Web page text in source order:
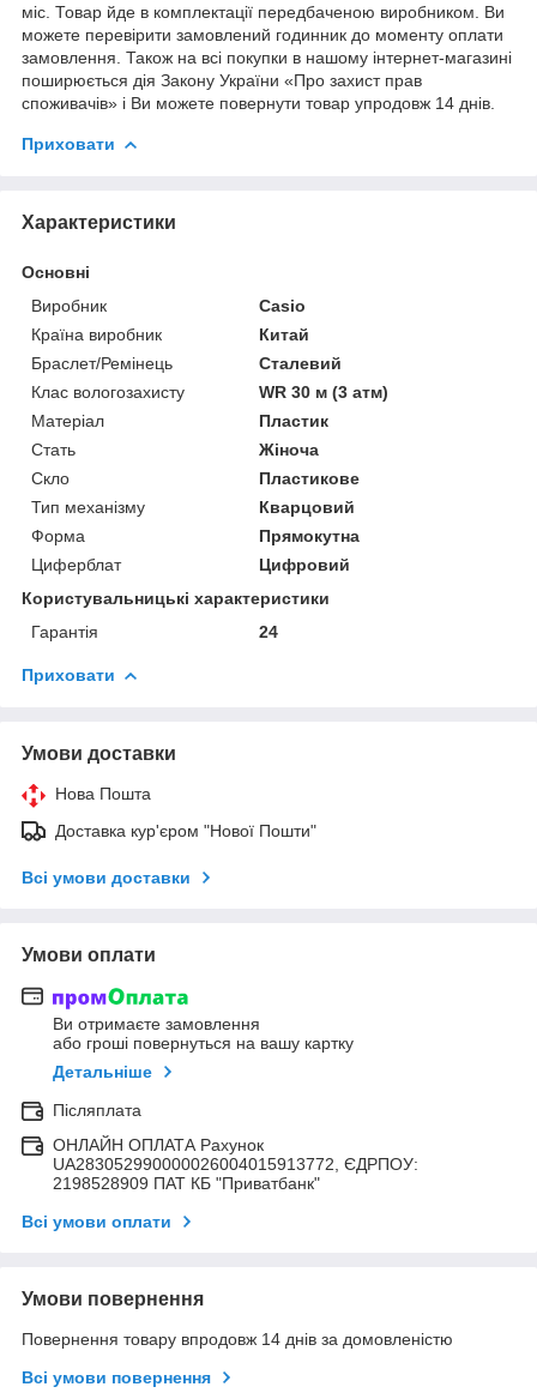
міс. Товар йде в комплектації передбаченою виробником. Ви
можете перевірити замовлений годинник до моменту оплати
замовлення. Також на всі покупки в нашому інтернет-магазині
поширюється дія Закону України «Про захист прав
споживачів» і Ви можете повернути товар упродовж 14 днів.
Приховати
Характеристики
Основні
Виробник
Casio
Країна виробник
Китай
Браслет/Ремінець
Сталевий
Клас вологозахисту
WR 30 м (3 атм)
Матеріал
Пластик
Стать
Жіноча
Скло
Пластикове
Тип механізму
Кварцовий
Форма
Прямокутна
Циферблат
Цифровий
Користувальницькі характеристики
Гарантія
24
Приховати
Умови доставки
Нова Пошта
Доставка кур'єром "Нової Пошти"
Всі умови доставки
Умови оплати
Ви отримаєте замовлення
або гроші повернуться на вашу картку
Детальніше
Післяплата
ОНЛАЙН ОПЛАТА Рахунок
UA283052990000026004015913772, ЄДРПОУ:
2198528909 ПАТ КБ "Приватбанк"
Всі умови оплати
Умови повернення
Повернення товару впродовж 14 днів за домовленістю
Всі умови повернення